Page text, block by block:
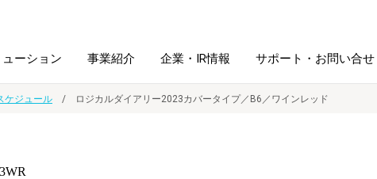
ューション 事業紹介 企業・IR情報 サポート・お問い合せ
ケジュール ロジカルダイアリー2023カバータイプ／B6／ワインレッド